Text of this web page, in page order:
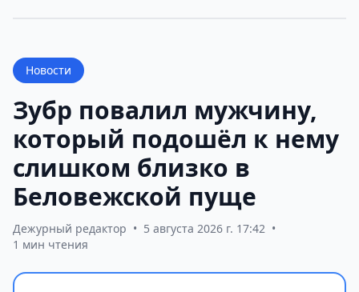
Новости
Зубр повалил мужчину,
который подошёл к нему
слишком близко в
Беловежской пуще
Дежурный редактор • 5 августа 2026 г. 17:42 •
1 мин чтения